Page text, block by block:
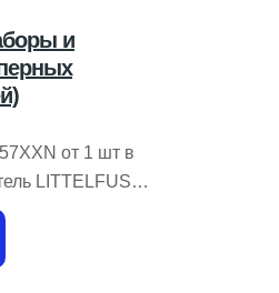
и
от 1 шт в
LITTELFUSE.
шт.